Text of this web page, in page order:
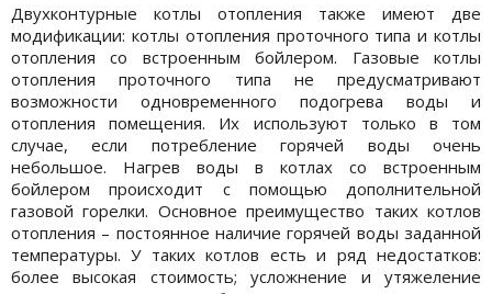
Двухконтурные котлы отопления также имеют две
модификации: котлы отопления проточного типа и котлы
отопления со встроенным бойлером. Газовые котлы
отопления проточного типа не предусматривают
возможности одновременного подогрева воды и
отопления помещения. Их используют только в том
случае, если потребление горячей воды очень
небольшое. Нагрев воды в котлах со встроенным
бойлером происходит с помощью дополнительной
газовой горелки. Основное преимущество таких котлов
отопления – постоянное наличие горячей воды заданной
температуры. У таких котлов есть и ряд недостатков:
более высокая стоимость; усложнение и утяжеление